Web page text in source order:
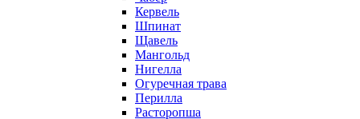
Кервель
Шпинат
Щавель
Мангольд
Нигелла
Огуречная трава
Перилла
Расторопша